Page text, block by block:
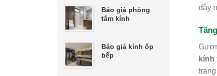
Báo giá phòng
tắm kính
Báo giá kính ốp
bếp
đầy
kính